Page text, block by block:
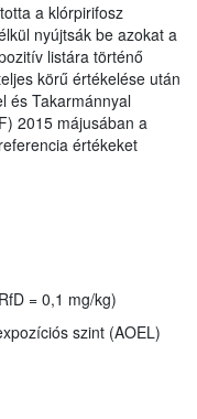
a klórpirifosz
nyújtsák be azokat a
listára történő
körű értékelése után
és Takarmánnyal
2015 májusában a
értékeket
= 0,1 mg/kg)
szint (AOEL)